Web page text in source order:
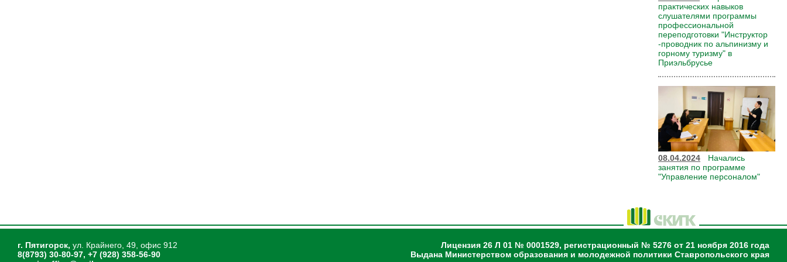
практических навыков
слушателями программы
профессиональной
переподготовки "Инструктор
-проводник по альпинизму и
горному туризму" в
Приэльбрусье
08.04.2024
Начались
занятия по программе
"Управление персоналом"
г. Пятигорск, ул. Крайнего, 49, офис 912
8(8793) 30-80-97, +7 (928) 358-56-90
Лицензия 26 Л 01 № 0001529, регистрационный № 5276 от 21 ноября 2016 года
Выдана Министерством образования и молодежной политики Ставропольского края